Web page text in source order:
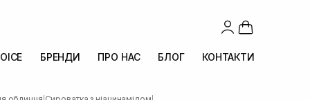
БРЕНДИ ПРО НАС БЛОГ КОНТАКТИ